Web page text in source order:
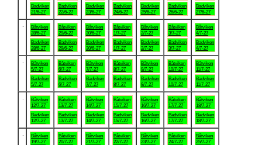
Badviken
21/6-27
Badviken
22/6-27
Badviken
23/6-27
Badviken
24/6-27
Badviken
25/6-27
Badviken
26/6-27
Badviken
27/6-27
Båtviken
28/6-27
Badviken
28/6-27
Båtviken
29/6-27
Badviken
29/6-27
Båtviken
30/6-27
Badviken
30/6-27
Båtviken
1/7-27
Badviken
1/7-27
Båtviken
2/7-27
Badviken
2/7-27
Båtviken
3/7-27
Badviken
3/7-27
Båtviken
4/7-27
Badviken
4/7-27
Båtviken
5/7-27
Badviken
5/7-27
Båtviken
6/7-27
Badviken
6/7-27
Båtviken
7/7-27
Badviken
7/7-27
Båtviken
8/7-27
Badviken
8/7-27
Båtviken
9/7-27
Badviken
9/7-27
Båtviken
10/7-27
Badviken
10/7-27
Båtviken
11/7-27
Badviken
11/7-27
Båtviken
12/7-27
Badviken
12/7-27
Båtviken
13/7-27
Badviken
13/7-27
Båtviken
14/7-27
Badviken
14/7-27
Båtviken
15/7-27
Badviken
15/7-27
Båtviken
16/7-27
Badviken
16/7-27
Båtviken
17/7-27
Badviken
17/7-27
Båtviken
18/7-27
Badviken
18/7-27
Båtviken
19/7-27
Båtviken
20/7-27
Båtviken
21/7-27
Båtviken
22/7-27
Båtviken
23/7-27
Båtviken
24/7-27
Båtviken
25/7-27